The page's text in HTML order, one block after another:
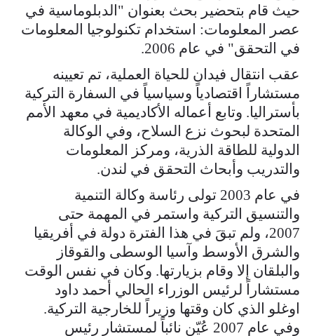
حيث قام بتحضير بحث بعنوان "الدبلوماسية في
عصر المعلومات: استخدام تكنولوجيا المعلومات
في التحقق" في عام 2006.
عقب انتقال فيدان للحياة العملية، تم تعيينه
مستشاراً اقتصادياً وسياسياً في السفارة التركية
بأستراليا. وتابع أعماله الأكاديمية في معهد الأمم
المتحدة لبحوث نزع السلاح، وفي الوكالة
الدولية للطاقة الذرية، ومركز المعلومات
والتدريب وأبحاث التحقق في لندن.
في عام 2003 تولى رئاسة وكالة التنمية
والتنسيق التركية واستمر في المهمة حتى
2007، ولم تبقَ في هذا الفترة دولة في أفريقيا
والشرق الأوسط وآسيا الوسطى والقوقاز
والبلقان إلا وقام بزيارتها. وكان في نفس الوقت
مستشاراً لرئيس الوزراء الحالي أحمد داود
اوغلو الذي كان وقتها وزيراً للخارجية التركية.
وفي عام 2007 عُيّن نائباً لمستشار رئيس